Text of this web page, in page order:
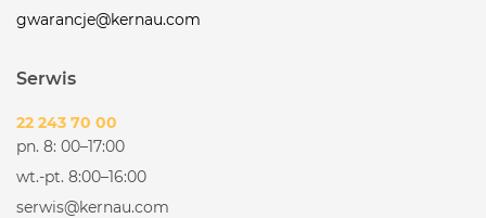
gwarancje@kernau.com
Serwis
22 243 70 00
pn. 8: 00–17:00
wt.-pt. 8:00–16:00
serwis@kernau.com